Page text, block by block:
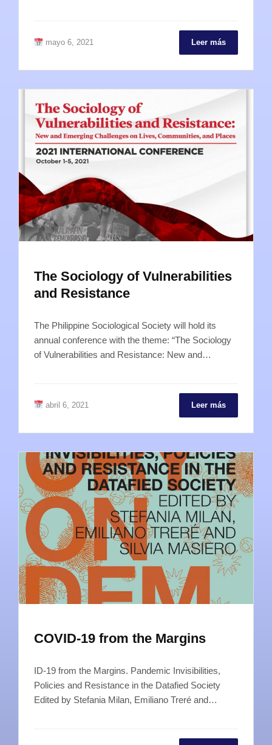
mayo 6, 2021 Leer más
The Sociology of Vulnerabilities
and Resistance
The Philippine Sociological Society will hold its
annual conference with the theme: “The Sociology
of Vulnerabilities and Resistance: New and…
abril 6, 2021 Leer más
COVID-19 from the Margins
ID-19 from the Margins. Pandemic Invisibilities,
Policies and Resistance in the Datafied Society
Edited by Stefania Milan, Emiliano Treré and…